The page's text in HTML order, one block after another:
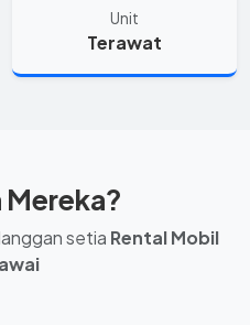
Unit
Terawat
Mereka?
setia Rental Mobil